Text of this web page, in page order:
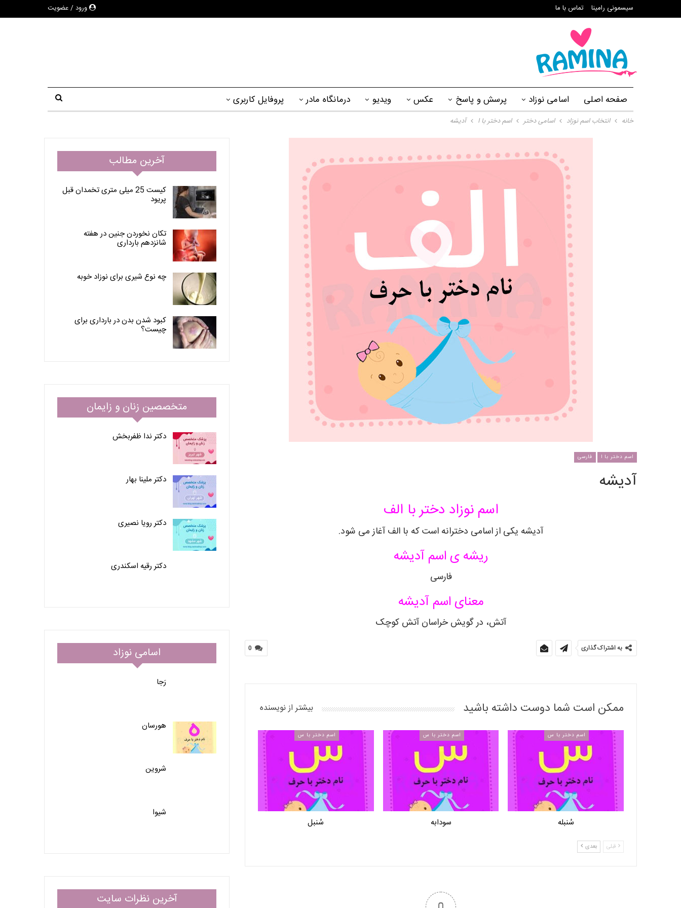
ورود / عضویت سیسمونی رامینا تماس با ما
صفحه اصلی اسامی نوزاد پرسش و پاسخ عکس ویدیو درمانگاه مادر پروفایل کاربری
خانه انتخاب اسم نوزاد اسامی دختر اسم دختر با ا آدیشه
اسم دختر با ا فارسی
آدیشه
اسم نوزاد دختر با الف
آدیشه یکی از اسامی دخترانه است که با الف آغاز می شود.
ریشه ی اسم آدیشه
فارسی
معنای اسم آدیشه
آتش، در گویش خراسان آتش کوچک
0 به اشتراک گذاری
ممکن است شما دوست داشته باشید بیشتر از نویسنده
اسم دختر با س
سُنبله
اسم دختر با س
سودابه
اسم دختر با س
سُنبل
قبلی بعدی
آخرین مطالب
کیست 25 میلی متری تخمدان قبل
پریود
تکان نخوردن جنین در هفته
شانزدهم بارداری
چه نوع شیری برای نوزاد خوبه
کبود شدن بدن در بارداری برای
چیست؟
متخصصین زنان و زایمان
دکتر ندا ظفربخش
دکتر ملینا بهار
دکتر رویا نصیری
دکتر رقیه اسکندری
اسامی نوزاد
رَجا
هورسان
شروین
شیوا
آخرین نظرات سایت